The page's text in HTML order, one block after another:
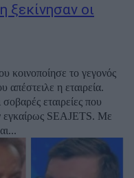
ξεκίνησαν οι
κοινοποίησε το γεγονός
η εταιρεία.
εταιρείες που
εγκαίρως SEAJETS. Με